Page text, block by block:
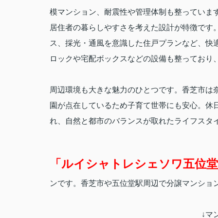
模マンション、耐震性や管理体制も整っていま
居住者の暮らしやすさを考えた設計が特徴で
ス、採光・通風を意識した住戸プランなど、
ロックや宅配ボックスなどの設備も整ってお
周辺環境も大きな魅力のひとつです。香芝市
園が点在しているため子育て世帯にも安心。
れ、自然と都市のバランスが取れたライフスタ
「ルイシャトレシェソワ五位
ンです。香芝市や五位堂駅周辺で分譲マンシ
↓マ